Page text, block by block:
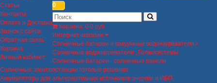
Статьи
Контакты
Оплата и Доставка
Звонок с сайта
Обратная связь
Корзина
Личный кабинет
0
Корзина: 0 0 руб
Интернет-магазин
Солнечные батареи и вакуумные водонагреватели
Солнечные водонагреватели , Гелиосистемы
Солнечные батареи - солнечные панели
Солнечные электростанции готовые решения
Аккумуляторы для альтернативных источников энергии и ИБП